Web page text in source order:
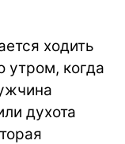
ходить
утром, когда
духота